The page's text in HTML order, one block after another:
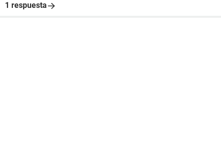
1 respuesta